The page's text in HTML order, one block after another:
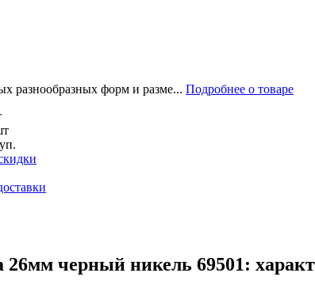
разнообразных форм и разме... Подробнее о товаре
черный никель 69501: